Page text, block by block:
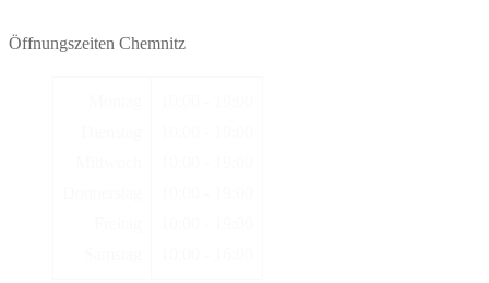
Öffnungszeiten Chemnitz